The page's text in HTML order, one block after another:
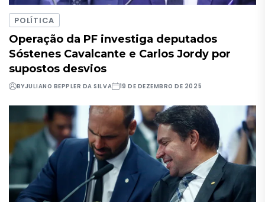
POLÍTICA
Operação da PF investiga deputados
Sóstenes Cavalcante e Carlos Jordy por
supostos desvios
BYJULIANO BEPPLER DA SILVA 19 DE DEZEMBRO DE 2025